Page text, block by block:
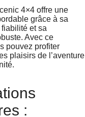
4×4 offre une
grâce à sa
et sa
Avec ce
pouvez profiter
plaisirs de l’aventure
: